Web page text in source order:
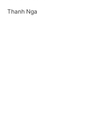
Thanh Nga